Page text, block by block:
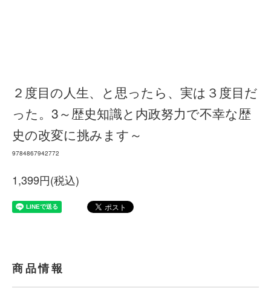
２度目の人生、と思ったら、実は３度目だ
った。3～歴史知識と内政努力で不幸な歴
史の改変に挑みます～
9784867942772
1,399円(税込)
商品情報